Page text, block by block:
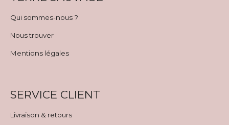
Qui sommes-nous ?
Nous trouver
Mentions légales
SERVICE CLIENT
Livraison & retours